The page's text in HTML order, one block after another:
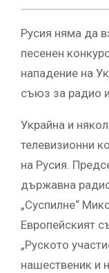
Русия няма да
песенен
нападение на
съюз за радио
Украйна и
телевизионни
на Русия.
държавна
„Суспилне“
Европейският
„Руското
нашественик и